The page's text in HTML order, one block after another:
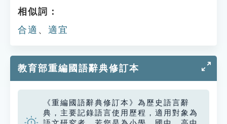
相似詞：
合適 、 適宜
教育部重編國語辭典修訂本
《重編國語辭典修訂本》為歷史語言辭
典，主要記錄語言使用歷程，適用對象為